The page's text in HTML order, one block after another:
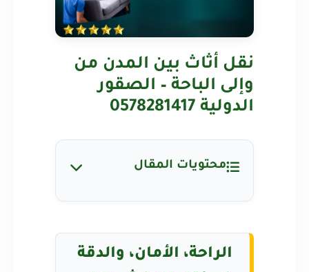
نقل أثاث بين المدن من
وإلى الباحة – الصقور
الدولية 0578281417
محتويات المقال
الراحة، الأمان، والدقة